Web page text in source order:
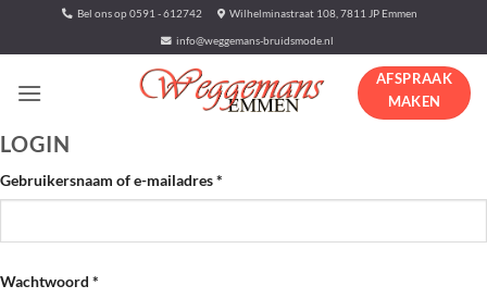
Bel ons op 0591 - 612742 Wilhelminastraat 108, 7811 JP Emmen
info@weggemans-bruidsmode.nl
AFSPRAAK
MAKEN
LOGIN
Gebruikersnaam of e-mailadres*
Wachtwoord *